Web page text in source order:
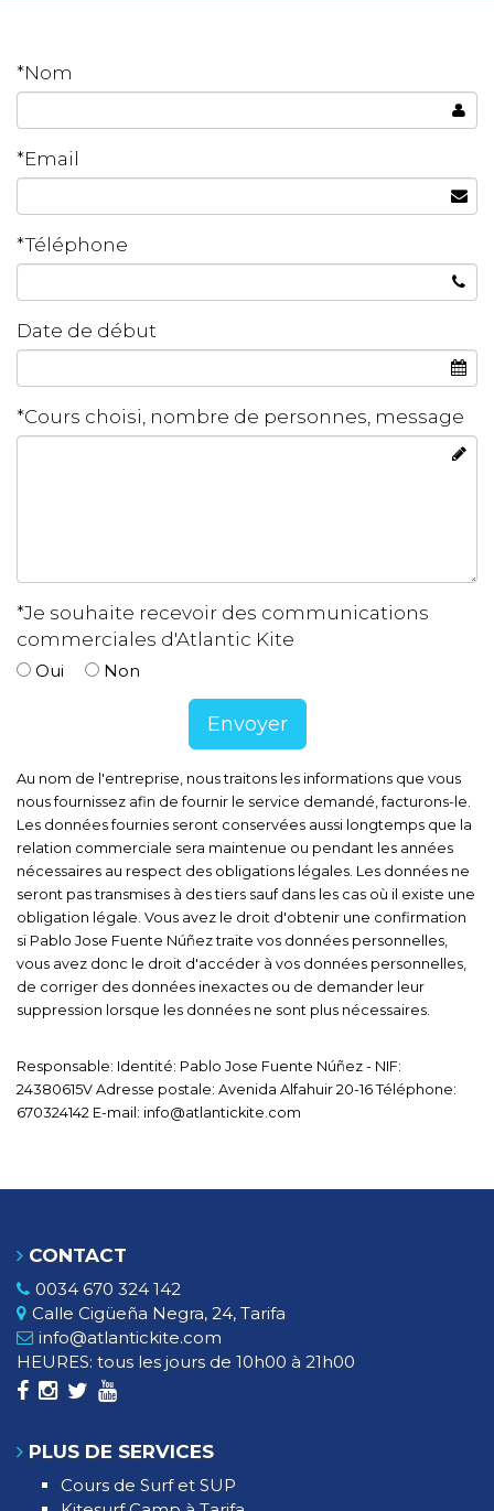
*Nom
*Email
*Téléphone
Date de début
*Cours choisi, nombre de personnes, message
*Je souhaite recevoir des communications
commerciales d'Atlantic Kite
Oui Non
Au nom de l'entreprise, nous traitons les informations que vous
nous fournissez afin de fournir le service demandé, facturons-le.
Les données fournies seront conservées aussi longtemps que la
relation commerciale sera maintenue ou pendant les années
nécessaires au respect des obligations légales. Les données ne
seront pas transmises à des tiers sauf dans les cas où il existe une
obligation légale. Vous avez le droit d'obtenir une confirmation
si Pablo Jose Fuente Núñez traite vos données personnelles,
vous avez donc le droit d'accéder à vos données personnelles,
de corriger des données inexactes ou de demander leur
suppression lorsque les données ne sont plus nécessaires.
Responsable: Identité: Pablo Jose Fuente Núñez - NIF:
24380615V Adresse postale: Avenida Alfahuir 20-16 Téléphone:
670324142 E-mail: info@atlantickite.com
CONTACT
0034 670 324 142
Calle Cigüeña Negra, 24, Tarifa
info@atlantickite.com
HEURES: tous les jours de 10h00 à 21h00
PLUS DE SERVICES
Cours de Surf et SUP